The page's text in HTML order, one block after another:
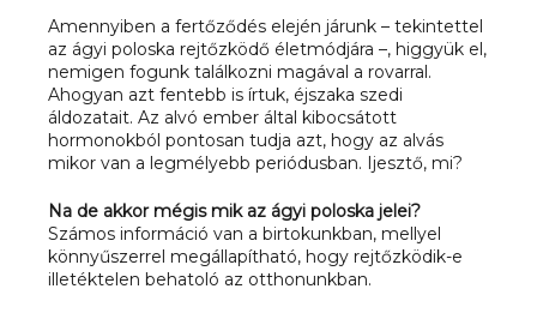
Amennyiben a fertőződés elején járunk – tekintettel
az ágyi poloska rejtőzködő életmódjára –, higgyük el,
nemigen fogunk találkozni magával a rovarral.
Ahogyan azt fentebb is írtuk, éjszaka szedi
áldozatait. Az alvó ember által kibocsátott
hormonokból pontosan tudja azt, hogy az alvás
mikor van a legmélyebb periódusban. Ijesztő, mi?
Na de akkor mégis mik az ágyi poloska jelei?
Számos információ van a birtokunkban, mellyel
könnyűszerrel megállapítható, hogy rejtőzködik-e
illetéktelen behatoló az otthonunkban.